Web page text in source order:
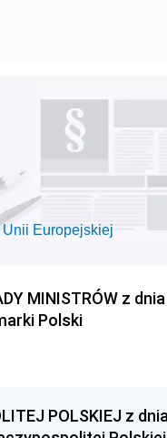
Europejskiej
MINISTRÓW z
Polski
POLSKIEJ z